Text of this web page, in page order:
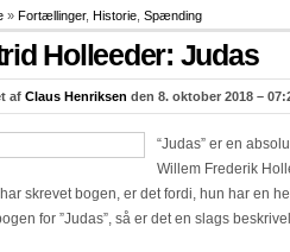
» Fortællinger, Historie Spænding
Holleeder: Judas
af Claus Henriksen den 8. oktober 2018 –
“Judas” er en
Willem Frederik
skrevet bogen, er det fordi, hun har en
for ”Judas”, så er det en slags